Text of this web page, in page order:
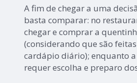
A fim de chegar a uma
basta comparar: no
chegar e comprar a
(considerando que são
cardápio diário); enquanto
requer escolha e preparo